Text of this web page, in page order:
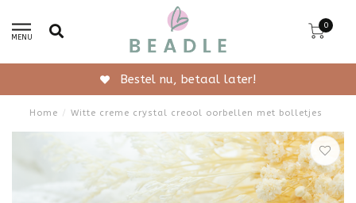
MENU
0
Gratis verzending vanaf 50,-
Home / Witte creme crystal creool oorbellen met bolletjes